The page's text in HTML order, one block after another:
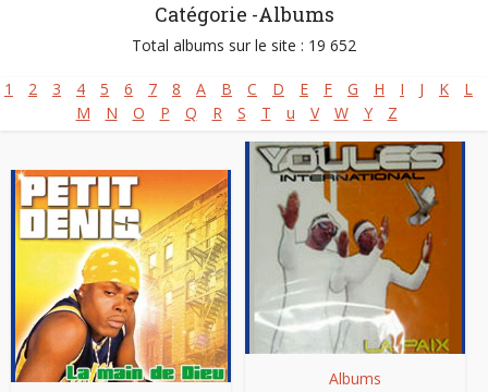
Catégorie -Albums
Total albums sur le site : 19 652
1 2 3 4 5 6 7 8 A B C D E F G H I J K
L
M
N O P Q R S T u V W Y Z
Albums